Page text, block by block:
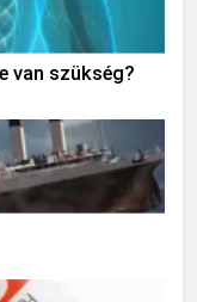
van szükség?